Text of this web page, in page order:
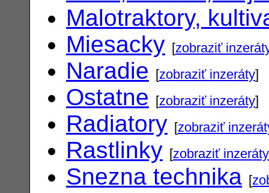
Malotraktory,
Miesacky [zobraziť
Naradie [zobraziť inzeráty]
Ostatne [zobraziť inzeráty]
Radiatory [zobraziť
Rastlinky [zobraziť inzeráty
Snezna technika [